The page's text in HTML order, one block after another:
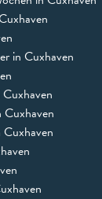
in Cuxhaven